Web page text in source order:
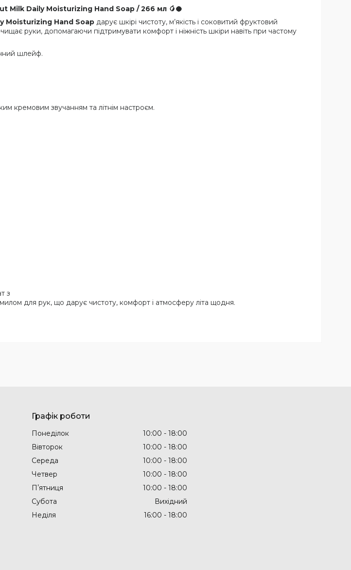
Milk Daily Moisturizing Hand Soap / 266 мл 🥭🥥
Moisturizing Hand Soap дарує шкірі чистоту, м’якість і соковитий фруктовий
руки, допомагаючи підтримувати комфорт і ніжність шкіри навіть при частому
шлейф.
кремовим звучанням та літнім настроєм.
з
для рук, що дарує чистоту, комфорт і атмосферу літа щодня.
Графік роботи
Понеділок 10:00
18:00
Вівторок
10:00
18:00
Середа
10:00
18:00
Четвер
10:00
18:00
Пʼятниця
10:00
18:00
Субота
Вихідний
Неділя
16:00 18:00